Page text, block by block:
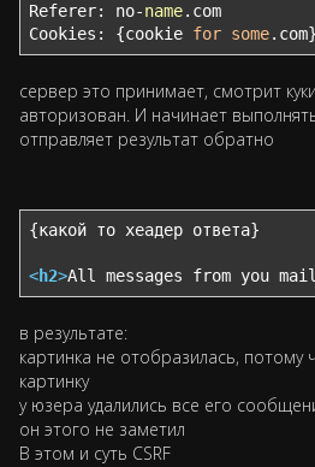
Referer: no-name.com
Cookies: {cookie for some.com}
сервер это принимает, смотрит
авторизован. И начинает
отправляет результат обратно
{какой то хеадер ответа}
<h2>All messages from you
в результате:
картинка не отобразилась, потому
картинку
у юзера удалились все его
он этого не заметил
В этом и суть CSRF